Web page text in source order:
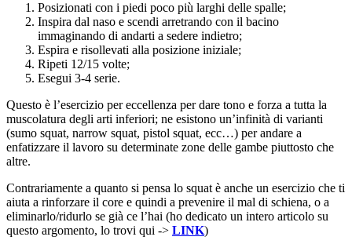
Posizionati con i piedi poco più larghi delle spalle;
Inspira dal naso e scendi arretrando con il bacino
immaginando di andarti a sedere indietro;
Espira e risollevati alla posizione iniziale;
Ripeti 12/15 volte;
Esegui 3-4 serie.
Questo è l’esercizio per eccellenza per dare tono e forza a tutta la
muscolatura degli arti inferiori; ne esistono un’infinità di varianti
(sumo squat, narrow squat, pistol squat, ecc…) per andare a
enfatizzare il lavoro su determinate zone delle gambe piuttosto che
altre.
Contrariamente a quanto si pensa lo squat è anche un esercizio che ti
aiuta a rinforzare il core e quindi a prevenire il mal di schiena, o a
eliminarlo/ridurlo se già ce l’hai (ho dedicato un intero articolo su
questo argomento, lo trovi qui -> LINK)